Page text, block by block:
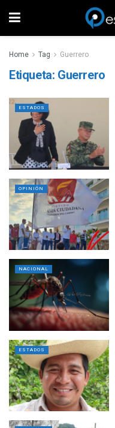
Home Tag Guerrero
Etiqueta: Guerrero
ESTADOS
OPINIÓN
NACIONAL
ESTADOS